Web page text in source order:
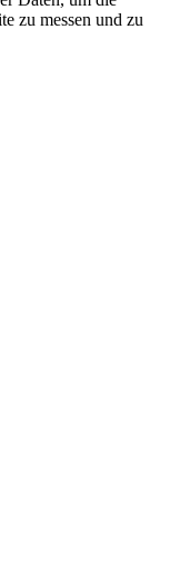
zu messen und zu